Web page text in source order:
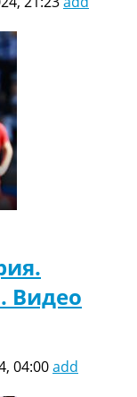
Видео
04:00add